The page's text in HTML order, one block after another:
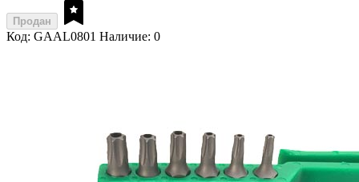
Продан
Код: GAAL0801 Наличие: 0